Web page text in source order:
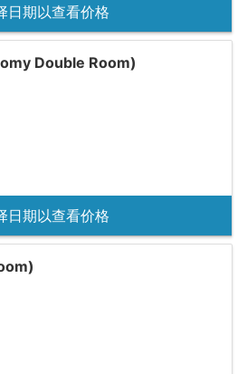
日期以查看价格
Double Room)
日期以查看价格